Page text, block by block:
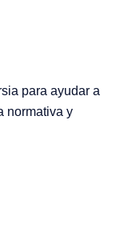
para ayudar a
normativa y